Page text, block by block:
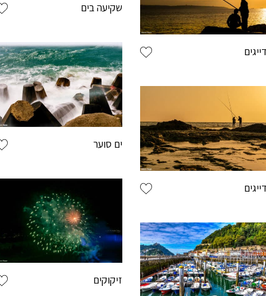
שקיעה בים
ים סוער
זיקוקים
בחר שם
בחר סיסמה מ-6 עד 14 תווים המכלים ספרות
וודא סיסמה